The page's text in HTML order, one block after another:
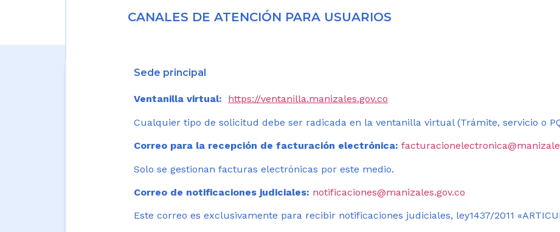
CANALES DE ATENCIÓN PARA USUARIOS
Sede principal
Ventanilla virtual: https://ventanilla.manizales.gov.co
Cualquier tipo de solicitud debe ser radicada en la ventanilla virtual (Trámite, servicio o
Correo para la recepción de facturación electrónica:
Solo se gestionan facturas electrónicas por este medio.
Correo de notificaciones judiciales: notificaciones@manizales.gov.co
Este correo es exclusivamente para recibir notificaciones judiciales, ley1437/2011